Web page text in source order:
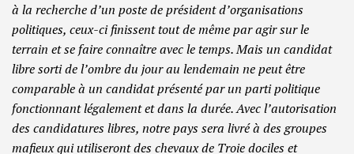
à la recherche d’un poste de président d’organisations
politiques, ceux-ci finissent tout de même par agir sur le
terrain et se faire connaître avec le temps. Mais un candidat
libre sorti de l’ombre du jour au lendemain ne peut être
comparable à un candidat présenté par un parti politique
fonctionnant légalement et dans la durée. Avec l’autorisation
des candidatures libres, notre pays sera livré à des groupes
mafieux qui utiliseront des chevaux de Troie dociles et